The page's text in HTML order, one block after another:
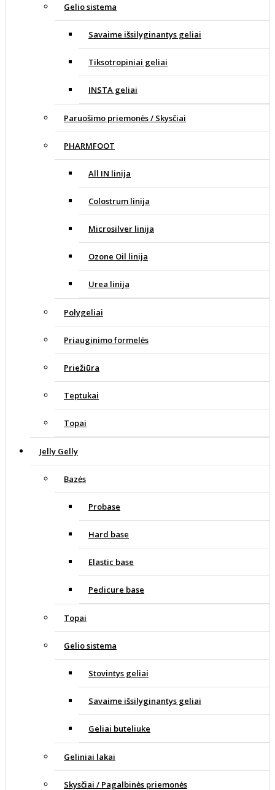
Gelio sistema
Savaime išsilyginantys geliai
Tiksotropiniai geliai
INSTA geliai
Paruošimo priemonės / Skysčiai
PHARMFOOT
All IN linija
Colostrum linija
Microsilver linija
Ozone Oil linija
Urea linija
Polygeliai
Priauginimo formelės
Priežiūra
Teptukai
Topai
Jelly Gelly
Bazės
Probase
Hard base
Elastic base
Pedicure base
Topai
Gelio sistema
Stovintys geliai
Savaime išsilyginantys geliai
Geliai buteliuke
Geliniai lakai
Skysčiai / Pagalbinės priemonės